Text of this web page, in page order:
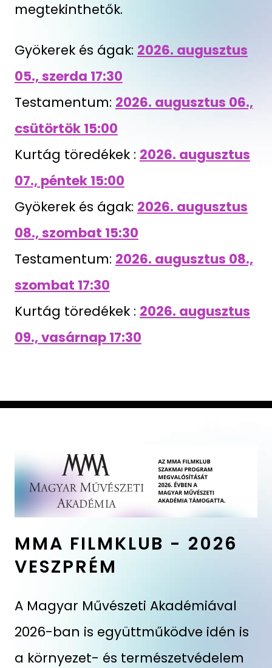
megtekinthetők.
Gyökerek és ágak: 2026. augusztus
05., szerda 17:30
Testamentum: 2026. augusztus 06.,
csütörtök 15:00
Kurtág töredékek : 2026. augusztus
07., péntek 15:00
Gyökerek és ágak: 2026. augusztus
08., szombat 15:30
Testamentum: 2026. augusztus 08.,
szombat 17:30
Kurtág töredékek : 2026. augusztus
09., vasárnap 17:30
MMA FILMKLUB - 2026
VESZPRÉM
A Magyar Művészeti Akadémiával
2026-ban is együttműködve idén is
a környezet- és természetvédelem